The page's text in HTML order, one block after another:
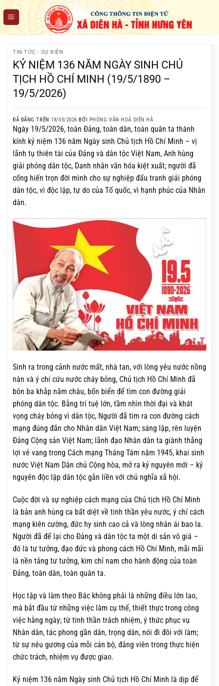
Chuyển
đến
nội
TIN TỨC - SỰ KIỆN
KỶ NIỆM 136 NĂM NGÀY SINH CHỦ
TỊCH HỒ CHÍ MINH (19/5/1890 –
19/5/2026)
ĐÃ ĐĂNG TRÊN18/05/2026 BỞI PHÒNG VĂN HOÁ DIÊN HÀ
Ngày 19/5/2026, toàn Đảng, toàn dân, toàn quân ta thành
kính kỷ niệm 136 năm Ngày sinh Chủ tịch Hồ Chí Minh – vị
lãnh tụ thiên tài của Đảng và dân tộc Việt Nam, Anh hùng
giải phóng dân tộc, Danh nhân văn hóa kiệt xuất; người đã
cống hiến trọn đời mình cho sự nghiệp đấu tranh giải phóng
dân tộc, vì độc lập, tự do của Tổ quốc, vì hạnh phúc của Nhân
dân.
Sinh ra trong cảnh nước mất, nhà tan, với lòng yêu nước nồng
nàn và ý chí cứu nước cháy bỏng, Chủ tịch Hồ Chí Minh đã
bôn ba khắp năm châu, bốn biển để tìm con đường giải
phóng dân tộc. Bằng trí tuệ lớn, tầm nhìn thời đại và khát
vọng cháy bỏng vì dân tộc, Người đã tìm ra con đường cách
mạng đúng đắn cho Nhân dân Việt Nam; sáng lập, rèn luyện
Đảng Cộng sản Việt Nam; lãnh đạo Nhân dân ta giành thắng
lợi vẻ vang trong Cách mạng Tháng Tám năm 1945, khai sinh
nước Việt Nam Dân chủ Cộng hòa, mở ra kỷ nguyên mới – kỷ
nguyên độc lập dân tộc gắn liền với chủ nghĩa xã hội.
Cuộc đời và sự nghiệp cách mạng của Chủ tịch Hồ Chí Minh
là bản anh hùng ca bất diệt về tinh thần yêu nước, ý chí cách
mạng kiên cường, đức hy sinh cao cả và lòng nhân ái bao la.
Người đã để lại cho Đảng và dân tộc ta một di sản vô giá –
đó là tư tưởng, đạo đức và phong cách Hồ Chí Minh, mãi mãi
là nền tảng tư tưởng, kim chỉ nam cho hành động của toàn
Đảng, toàn dân, toàn quân ta.
Học tập và làm theo Bác không phải là những điều lớn lao,
mà bắt đầu từ những việc làm cụ thể, thiết thực trong công
việc hằng ngày; từ tinh thần trách nhiệm, ý thức phục vụ
Nhân dân, tác phong gần dân, trọng dân, nói đi đôi với làm;
từ sự nêu gương của mỗi cán bộ, đảng viên trong thực hiện
chức trách, nhiệm vụ được giao.
Kỷ niệm 136 năm Ngày sinh Chủ tịch Hồ Chí Minh là dịp để